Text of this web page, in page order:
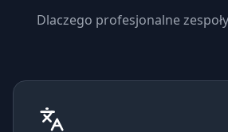
Dlaczego profesjonalne